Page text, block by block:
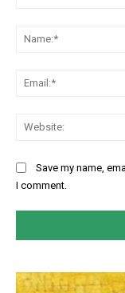
Save my name,
I comment.